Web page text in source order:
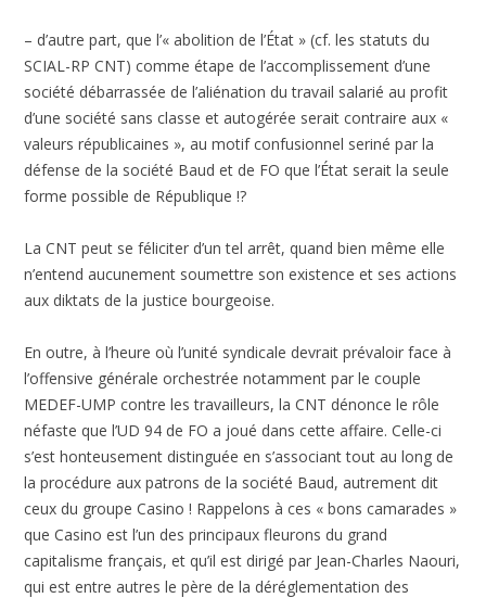
– d’autre part, que l’« abolition de l’État » (cf. les statuts du
SCIAL-RP CNT) comme étape de l’accomplissement d’une
société débarrassée de l’aliénation du travail salarié au profit
d’une société sans classe et autogérée serait contraire aux «
valeurs républicaines », au motif confusionnel seriné par la
défense de la société Baud et de FO que l’État serait la seule
forme possible de République !?
La CNT peut se féliciter d’un tel arrêt, quand bien même elle
n’entend aucunement soumettre son existence et ses actions
aux diktats de la justice bourgeoise.
En outre, à l’heure où l’unité syndicale devrait prévaloir face à
l’offensive générale orchestrée notamment par le couple
MEDEF-UMP contre les travailleurs, la CNT dénonce le rôle
néfaste que l’UD 94 de FO a joué dans cette affaire. Celle-ci
s’est honteusement distinguée en s’associant tout au long de
la procédure aux patrons de la société Baud, autrement dit
ceux du groupe Casino ! Rappelons à ces « bons camarades »
que Casino est l’un des principaux fleurons du grand
capitalisme français, et qu’il est dirigé par Jean-Charles Naouri,
qui est entre autres le père de la déréglementation des